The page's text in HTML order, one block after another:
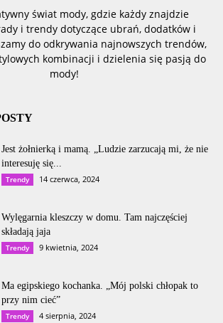
świat mody, gdzie każdy znajdzie
i trendy dotyczące ubrań, dodatków i
do odkrywania najnowszych trendów,
kombinacji i dzielenia się pasją do
mody!
Jest żołnierką i mamą. „Ludzie zarzucają mi, że nie
interesuję się...
Trendy 14 czerwca, 2024
Wylęgarnia kleszczy w domu. Tam najczęściej
składają jaja
Trendy 9 kwietnia, 2024
Ma egipskiego kochanka. „Mój polski chłopak to
przy nim cieć”
Trendy 4 sierpnia, 2024